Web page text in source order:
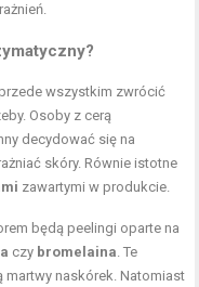
wszystkim zwrócić
Osoby z cerą
decydować się na
skóry. Równie istotne
zawartymi w produkcie.
będą peelingi oparte na
czy bromelaina. Te
martwy naskórek. Natomiast